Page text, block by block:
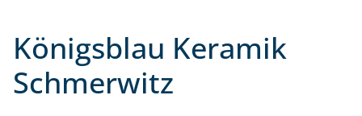
Königsblau Keramik
Schmerwitz